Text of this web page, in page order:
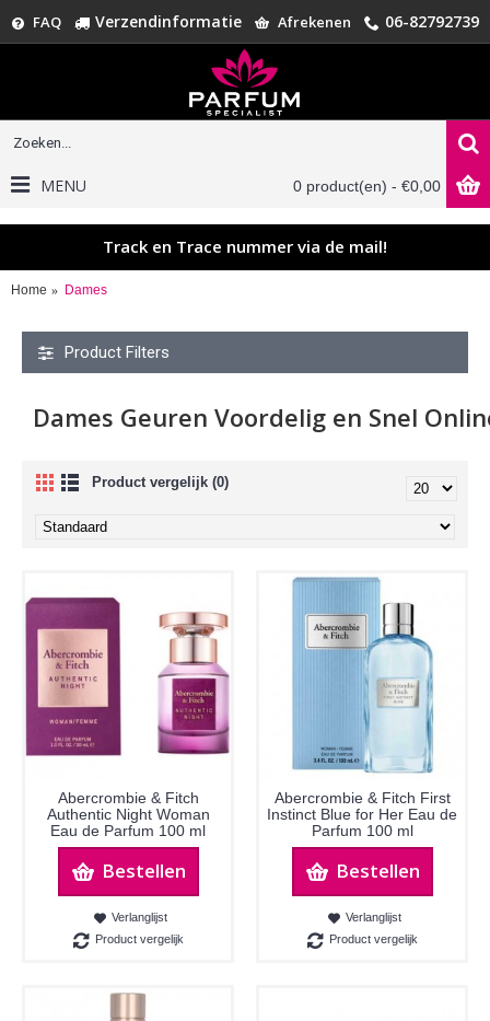
FAQ Verzendinformatie Afrekenen 06-82792739
0 product(en) - €0,00
MENU
Track en Trace nummer via de mail!
Home Dames
Product Filters
Dames Geuren Voordelig en Snel
Product vergelijk (0)
Abercrombie & Fitch
Authentic Night Woman
Eau de Parfum 100 ml
Bestellen
Verlanglijst
Product vergelijk
Abercrombie & Fitch First
Instinct Blue for Her Eau de
Parfum 100 ml
Bestellen
Verlanglijst
Product vergelijk